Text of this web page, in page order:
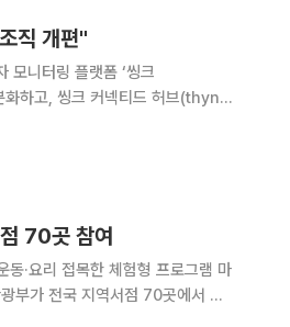
직 개편"
모니터링 플랫폼 ‘씽크
화하고, 씽크 커넥티드 허브(thynC
70곳 참여
동·요리 접목한 체험형 프로그램 마